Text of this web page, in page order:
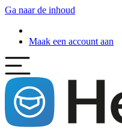
Ga naar de inhoud
Maak een account aan